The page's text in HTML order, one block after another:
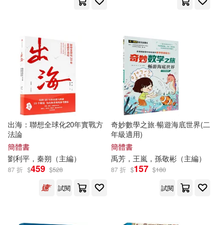
劉濤（主編）(8) 匪我思存(8)
吳曉明（主編）(8)
幼獅文化(8) 張元濟(8)
張宏傑(8) 張忠謀(8)
張玉清(8) 張至廷(8)
機械工業出版社(46)
華中科技大學出版社(46)
三民(45) 財經傳訊(45)
鳳凰出版社(45)
天津楊柳青畫社(44)
出海：聯想全球化20年實戰方
法論
簡體書
劉利平，秦朔（主編）
87 折 $459 $528
試閱
奇妙數學之旅·暢遊海底世界(二
年級適用)
簡體書
禹芳，王嵐，孫敬彬（主編）
87 折 $157 $180
試閱